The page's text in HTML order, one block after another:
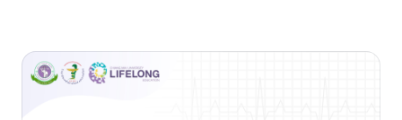
อังกฤษ:Certificate in Pharmacy Administration (Systems Design for
Health and Pharmaceutical Systems Complexity)ระยะเวลาอบรม 18